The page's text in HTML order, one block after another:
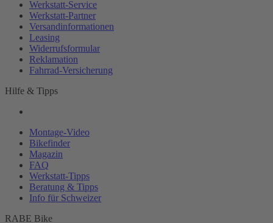
Werkstatt-Service
Werkstatt-Partner
Versandinformationen
Leasing
Widerrufsformular
Reklamation
Fahrrad-Versicherung
Hilfe & Tipps
Montage-Video
Bikefinder
Magazin
FAQ
Werkstatt-Tipps
Beratung & Tipps
Info für Schweizer
RABE Bike